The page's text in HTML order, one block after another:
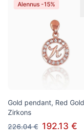
Alennus -15%
Gold pendant, Red
Zirkons
226.04 € 192.13 €